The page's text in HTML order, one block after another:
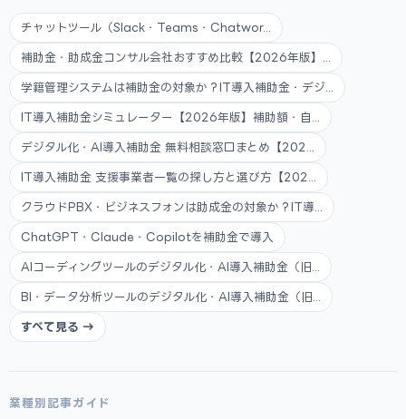
チャットツール（Slack・Teams・Chatwor...
補助金・助成金コンサル会社おすすめ比較【2026年版】...
学籍管理システムは補助金の対象か？IT導入補助金・デジ...
IT導入補助金シミュレーター【2026年版】補助額・自...
デジタル化・AI導入補助金 無料相談窓口まとめ【202...
IT導入補助金 支援事業者一覧の探し方と選び方【202...
クラウドPBX・ビジネスフォンは助成金の対象か？IT導...
ChatGPT・Claude・Copilotを補助金で導入
AIコーディングツールのデジタル化・AI導入補助金（旧...
BI・データ分析ツールのデジタル化・AI導入補助金（旧...
すべて見る →
業種別記事ガイド